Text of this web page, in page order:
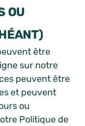
OU
être
sur notre
peuvent être
et peuvent
ou
Politique de